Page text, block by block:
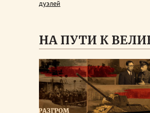
дуэлей
НА ПУТИ К